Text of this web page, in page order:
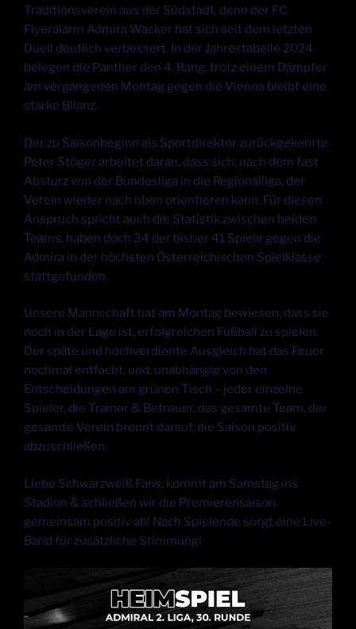
Traditionsverein aus der Südstadt, denn der FC
Flyeralarm Admira Wacker hat sich seit dem letzten
Duell deutlich verbessert. In der Jahrestabelle 2024
belegen die Panther den 4. Rang, trotz einem Dämpfer
am vergangenen Montag gegen die Vienna bleibt eine
starke Bilanz.
Der zu Saisonbeginn als Sportdirektor zurückgekehrte
Peter Stöger arbeitet daran, dass sich, nach dem fast
Absturz von der Bundesliga in die Regionalliga, der
Verein wieder nach oben orientieren kann. Für diesen
Anspruch spricht auch die Statistik zwischen beiden
Teams, haben doch 34 der bisher 41 Spiele gegen die
Admira in der höchsten Österreichischen Spielklasse
stattgefunden.
Unsere Mannschaft hat am Montag bewiesen, dass sie
noch in der Lage ist, erfolgreichen Fußball zu spielen.
Der späte und hochverdiente Ausgleich hat das Feuer
nochmal entfacht, und, unabhängig von den
Entscheidungen am grünen Tisch – jeder einzelne
Spieler, die Trainer & Betreuer, das gesamte Team, der
gesamte Verein brennt darauf, die Saison positiv
abzuschließen.
Liebe Schwarzweiß Fans, kommt am Samstag ins
Stadion & schließen wir die Premierensaison
gemeinsam positiv ab! Nach Spielende sorgt eine Live-
Band für zusätzliche Stimmung!